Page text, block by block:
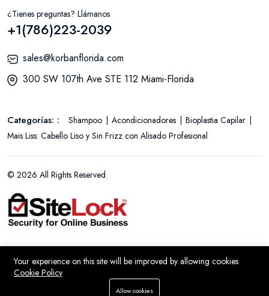
¿Tienes preguntas? Llámanos
+1(786)223-2039
sales@korbanflorida.com
300 SW 107th Ave STE 112 Miami-Florida
Categorías: : Shampoo Acondicionadores
Bioplastia Capilar
Mais Liss: Cabello Liso y Sin Frizz con Alisado Profesional
© 2026 All Rights Reserved.
Your experience on this site will be improved by allowing cookies
Cookie Policy
Allow cookies